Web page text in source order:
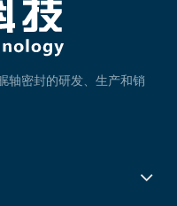
轴密封的研发、生产和销